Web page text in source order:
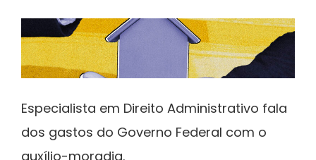
Especialista em Direito Administrativo fala
dos gastos do Governo Federal com o
auxílio-moradia.